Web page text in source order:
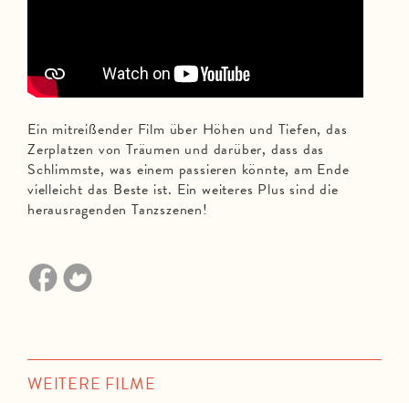
Ein mitreißender Film über Höhen und Tiefen, das
Zerplatzen von Träumen und darüber, dass das
Schlimmste, was einem passieren könnte, am Ende
vielleicht das Beste ist. Ein weiteres Plus sind die
herausragenden Tanzszenen!
WEITERE FILME